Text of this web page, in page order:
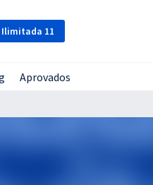
Ilimitada 11
Aprovados